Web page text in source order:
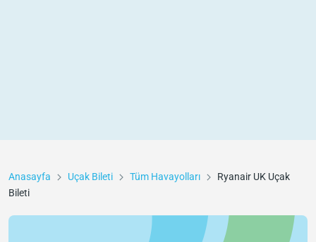
Anasayfa Uçak Bileti Tüm Havayolları Ryanair UK Uçak
Bileti